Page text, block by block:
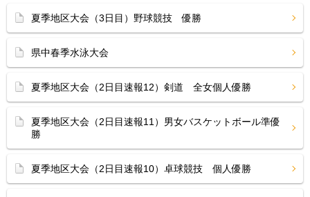
夏季地区大会（3日目）野球競技 優勝
県中春季水泳大会
夏季地区大会（2日目速報12）剣道 全女個人優勝
夏季地区大会（2日目速報11）男女バスケットボール準優
勝
夏季地区大会（2日目速報10）卓球競技 個人優勝